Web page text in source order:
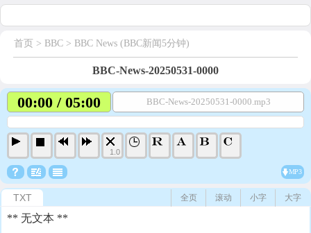
首页 > BBC > BBC News (BBC新闻5分钟)
BBC-News-20250531-0000
00:00 / 05:00 BBC-News-20250531-0000.mp3
1.0
MP3
TXT 大字
小字
滚动
全页
** 无文本 **